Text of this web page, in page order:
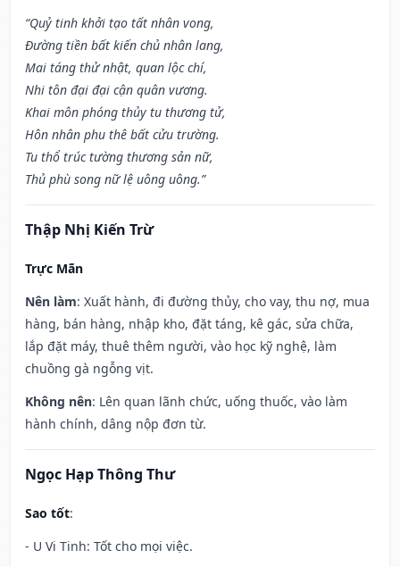
“Quỷ tinh khởi tạo tất nhân vong,
Đường tiền bất kiến chủ nhân lang,
Mai táng thử nhật, quan lộc chí,
Nhi tôn đại đại cận quân vương.
Khai môn phóng thủy tu thương tử,
Hôn nhân phu thê bất cửu trường.
Tu thổ trúc tường thương sản nữ,
Thủ phù song nữ lệ uông uông.”
Thập Nhị Kiến Trừ
Trực Mãn
Nên làm: Xuất hành, đi đường thủy, cho vay, thu nợ, mua
hàng, bán hàng, nhập kho, đặt táng, kê gác, sửa chữa,
lắp đặt máy, thuê thêm người, vào học kỹ nghệ, làm
chuồng gà ngỗng vịt.
Không nên: Lên quan lãnh chức, uống thuốc, vào làm
hành chính, dâng nộp đơn từ.
Ngọc Hạp Thông Thư
Sao tốt:
- U Vi Tinh: Tốt cho mọi việc.